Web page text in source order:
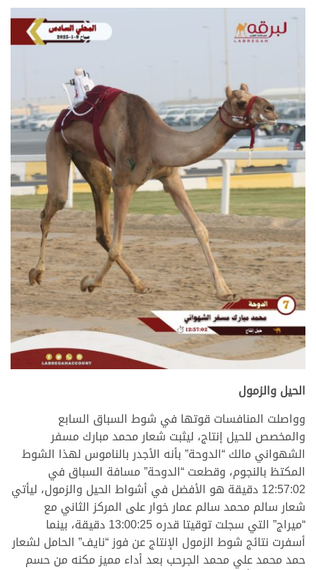
.
الحيل والزمول
وواصلت المنافسات قوتها في شوط السباق السابع
والمخصص للحيل إنتاج، ليثبت شعار محمد مبارك مسفر
الشهواني مالك “الدوحة” بأنه الأجدر بالناموس لهذا الشوط
المكتظ بالنجوم، وقطعت “الدوحة” مسافة السباق في
12:57:02 دقيقة هو الأفضل في أشواط الحيل والزمول، ليأتي
شعار سالم محمد سالم عمار خوار على المركز الثاني مع
“ميراج” التي سجلت توقيتا قدره 13:00:25 دقيقة، بينما
أسفرت نتائج شوط الزمول الإنتاج عن فوز “نايف” الحامل لشعار
حمد محمد علي محمد الجرحب بعد أداء مميز مكنه من حسم